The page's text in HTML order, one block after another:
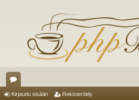
es
Kirjaudu sisään Rekisteröidy